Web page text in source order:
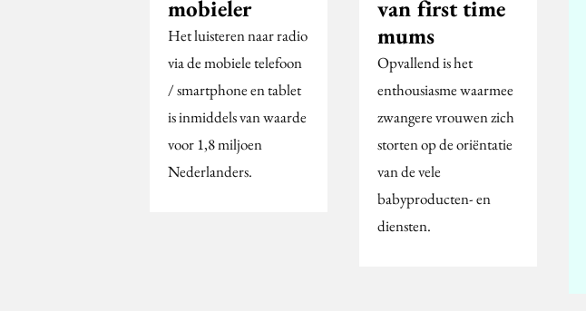
mobieler
Het luisteren naar radio
via de mobiele telefoon
/ smartphone en tablet
is inmiddels van waarde
voor 1,8 miljoen
Nederlanders.
van first time
mums
Opvallend is het
enthousiasme waarmee
zwangere vrouwen zich
storten op de oriëntatie
van de vele
babyproducten- en
diensten.